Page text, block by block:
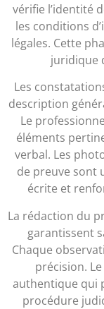
vérifie l’identité
les conditions
légales. Cette
juridique
Les
description
Le
éléments
verbal. Les
de preuve sont
écrite et
La rédaction du
garantissent
Chaque
précision.
authentique qui
procédure